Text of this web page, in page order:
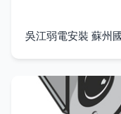
吳江弱電安裝 蘇州